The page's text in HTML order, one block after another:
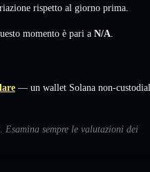
rispetto al giorno prima.
momento è pari a N/A
— un wallet Solana non-custodial
sempre le valutazioni dei